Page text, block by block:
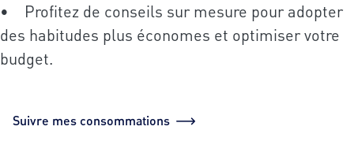
• Profitez de conseils sur mesure pour adopter
des habitudes plus économes et optimiser votre
budget.
Suivre mes consommations